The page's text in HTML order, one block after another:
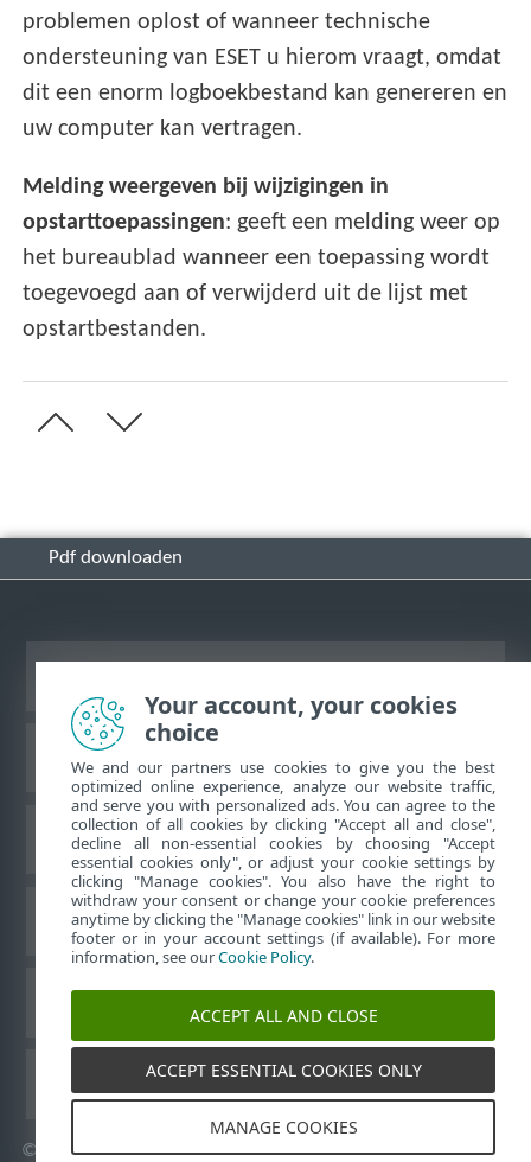
problemen oplost of wanneer technische
ondersteuning van ESET u hierom vraagt, omdat
dit een enorm logboekbestand kan genereren en
uw computer kan vertragen.
Melding weergeven bij wijzigingen in
opstarttoepassingen: geeft een melding weer op
het bureaublad wanneer een toepassing wordt
toegevoegd aan of verwijderd uit de lijst met
opstartbestanden.
Pdf downloaden
ESET Kennisbank
ESET-forum
Regionale ondersteuning
ESET-gebruikershandleidingen
© 1992-2026ESET, spol. s r.o. - Alle rechten voorbehouden.
Your account, your cookies
choice
We and our partners use cookies to give you the best
optimized online experience, analyze our website traffic,
and serve you with personalized ads. You can agree to the
collection of all cookies by clicking "Accept all and close",
decline all non-essential cookies by choosing "Accept
essential cookies only", or adjust your cookie settings by
clicking "Manage cookies". You also have the right to
withdraw your consent or change your cookie preferences
anytime by clicking the "Manage cookies" link in our website
footer or in your account settings (if available). For more
information, see ourCookie Policy.
ACCEPT ALL AND CLOSE
ACCEPT ESSENTIAL COOKIES ONLY
MANAGE COOKIES